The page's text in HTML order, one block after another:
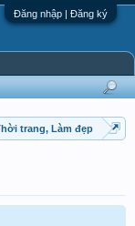
Đăng nhập | Đăng ký
Cơm !
trang, Làm đẹp